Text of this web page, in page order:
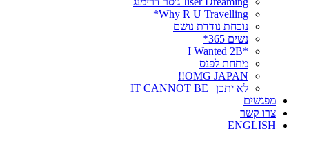
Why R U Travelling*
נוכחת נודדת נושם
נשים 365*
*I Wanted 2B
מתחת לפנס
OMG JAPAN!!
לא יתכן | IT CANNOT BE
מפגשים
צרו קשר
ENGLISH